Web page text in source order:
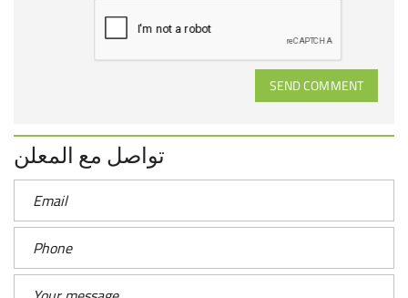
SEND COMMENT
تواصل مع المعلن